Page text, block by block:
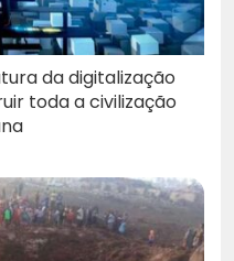
da digitalização
toda a civilização